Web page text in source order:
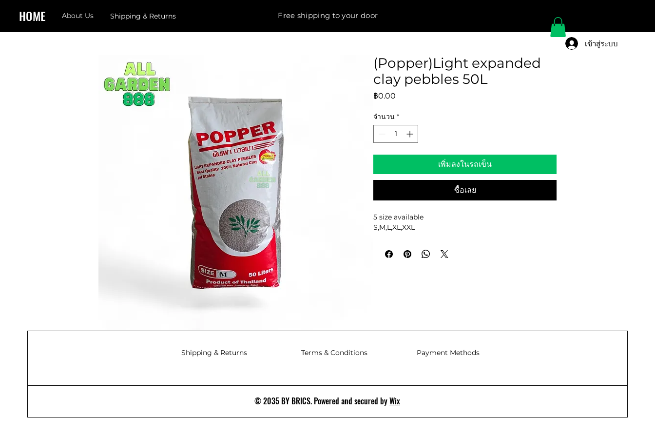
HOME About Us Shipping & Returns Free shipping to your door
เข้าสู่ระบบ
(Popper)Light expanded
clay pebbles 50L
฿0.00
จำนวน *
เพิ่มลงในรถเข็น
ซื้อเลย
5 size available
S,M,L,XL,XXL
Shipping & Returns Terms & Conditions Payment Methods
© 2035 BY BRICS. Powered and secured byWix